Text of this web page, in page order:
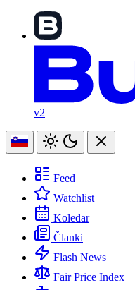
v2
Feed
Watchlist
Koledar
Članki
Flash News
Fair Price Index